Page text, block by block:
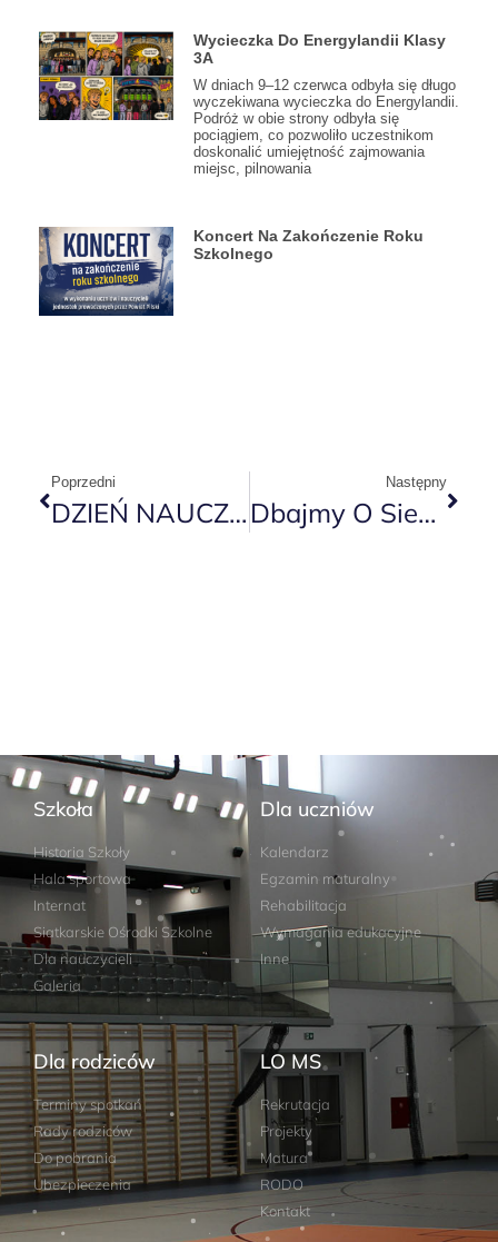
Wycieczka Do Energylandii Klasy
3A
W dniach 9–12 czerwca odbyła się długo
wyczekiwana wycieczka do Energylandii.
Podróż w obie strony odbyła się
pociągiem, co pozwoliło uczestnikom
doskonalić umiejętność zajmowania
miejsc, pilnowania
Koncert Na Zakończenie Roku
Szkolnego
Poprzedni
DZIEŃ NAUCZYCIELA
Następny
Dbajmy O Siebie Wzajemnie
Szkoła
Historia Szkoły
Hala sportowa
Internat
Siatkarskie Ośrodki Szkolne
Dla nauczycieli
Galeria
Dla uczniów
Kalendarz
Egzamin maturalny
Rehabilitacja
Wymagania edukacyjne
Inne
Dla rodziców
Terminy spotkań
Rady rodziców
Do pobrania
Ubezpieczenia
LO MS
Rekrutacja
Projekty
Matura
RODO
Kontakt